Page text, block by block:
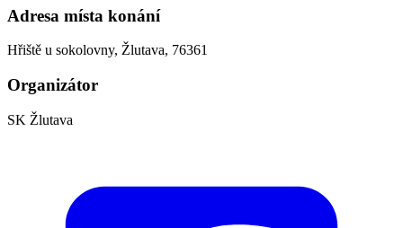
Adresa místa konání
Hřiště u sokolovny, Žlutava, 76361
Organizátor
SK Žlutava